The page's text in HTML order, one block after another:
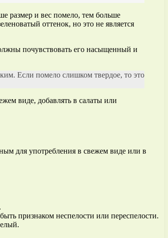
размер и вес помело, тем больше
оттенок, но это не является
почувствовать его насыщенный и
Если помело слишком твердое, то это
виде, добавлять в салаты или
для употребления в свежем виде или в
признаком неспелости или переспелости.